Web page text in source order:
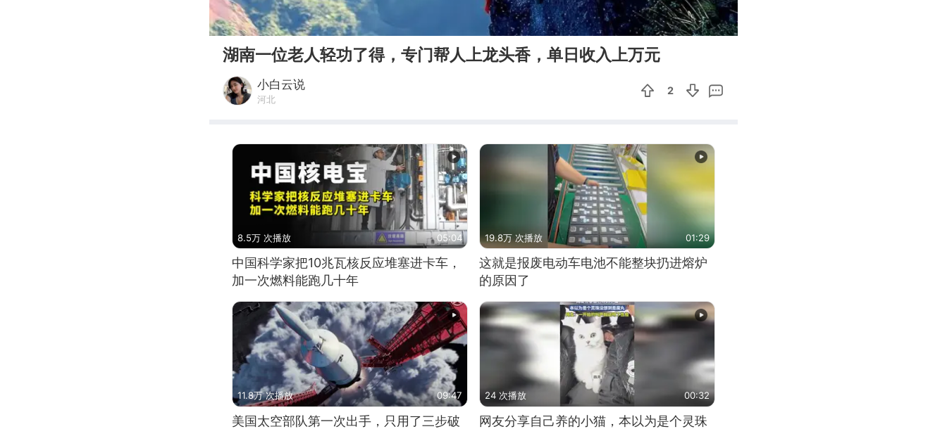
00:00 01:08
湖南一位老人轻功了得，专门帮人上龙头香，单日收入上万元
小白云说
河北
2
8.5万 次播放 05:04
中国科学家把10兆瓦核反应堆塞进卡车，
加一次燃料能跑几十年
19.8万 次播放 01:29
这就是报废电动车电池不能整块扔进熔炉
的原因了
11.8万 次播放 09:47
美国太空部队第一次出手，只用了三步破
24 次播放 00:32
网友分享自己养的小猫，本以为是个灵珠